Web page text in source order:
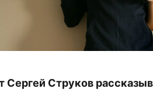
Струков